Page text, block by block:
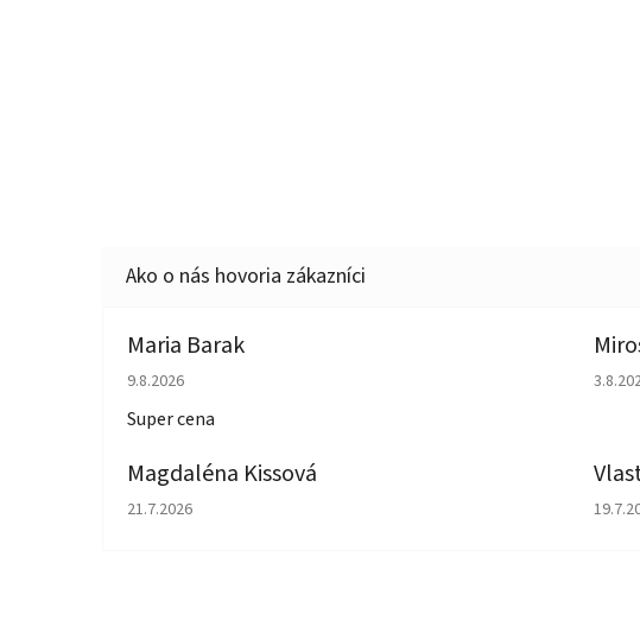
Maria Barak
Hodnotenie obchodu je 5 z 5 hviezdičiek.
9.8.2026
Super cena
Magdaléna Kissová
Hodnotenie obchodu je 5 z 5 hviezdičiek.
21.7.2026